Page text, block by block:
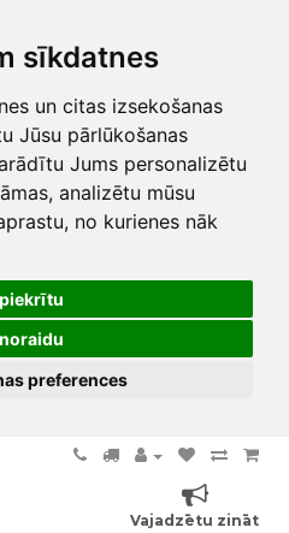
sīkdatnes
un citas izsekošanas
Jūsu pārlūkošanas
Jums personalizētu
analizētu mūsu
no kurienes nāk
preferences
Vajadzētu zināt